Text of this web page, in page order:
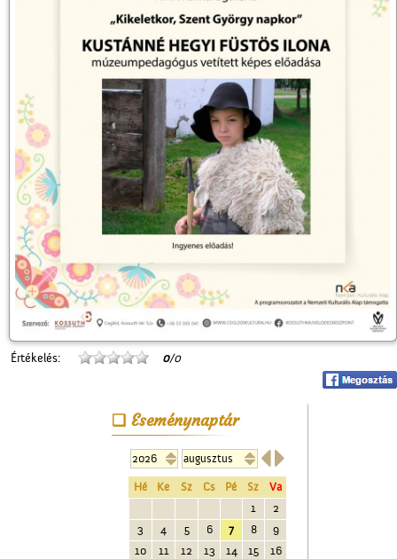
Értékelés: 0/0
Eseménynaptár

Hé Ke Sz Cs Pé Sz
Va
1
2
3
4 5 6 7 8
9
10
11 12 13 14 15 16